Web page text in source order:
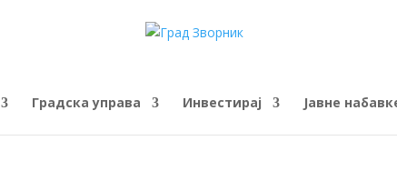
Градска управа Инвестирај Јавне